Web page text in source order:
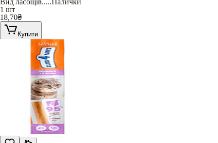
1 шт
18,70₴
Купити